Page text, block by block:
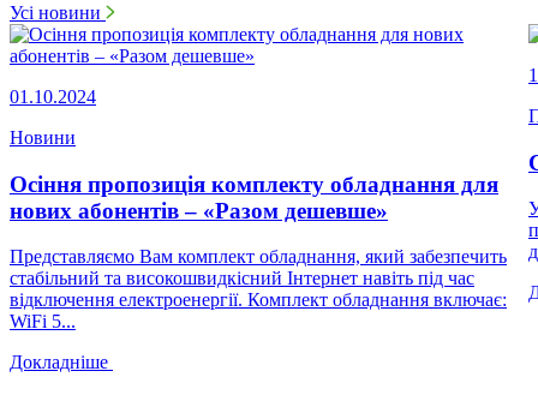
Усі новини
01.10.2024
Новини
Осіння пропозиція комплекту обладнання для
нових абонентів – «Разом дешевше»
Представляємо Вам комплект обладнання, який забезпечить
стабільний та високошвидкісний Інтернет навіть під час
відключення електроенергії. Комплект обладнання включає:
WiFi 5...
Докладніше